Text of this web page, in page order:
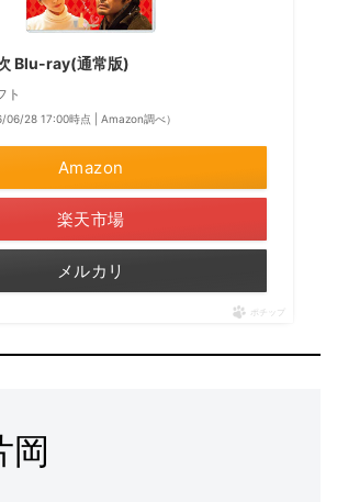
Blu-ray(通常版)
ト
06/28 17:00時点 | Amazon調べ）
Amazon
楽天市場
メルカリ
ポチップ
岡